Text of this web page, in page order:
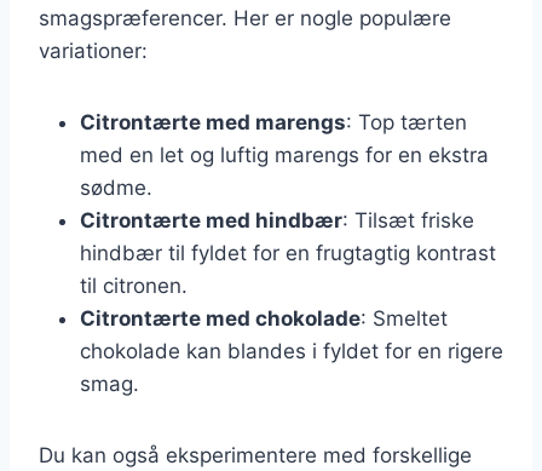
smagspræferencer. Her er nogle populære
variationer:
Citrontærte med marengs: Top tærten
med en let og luftig marengs for en ekstra
sødme.
Citrontærte med hindbær: Tilsæt friske
hindbær til fyldet for en frugtagtig kontrast
til citronen.
Citrontærte med chokolade: Smeltet
chokolade kan blandes i fyldet for en rigere
smag.
Du kan også eksperimentere med forskellige